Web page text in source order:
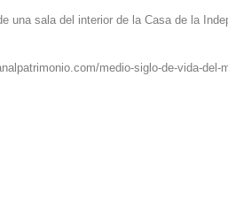
una sala del interior de la Casa de la
medio-siglo-de-vida-del-